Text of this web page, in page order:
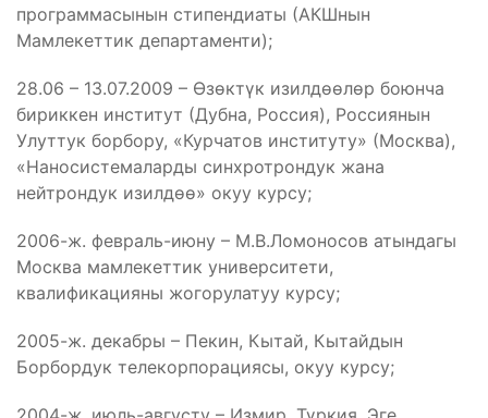
программасынын стипендиаты (АКШнын
Мамлекеттик департаменти);
28.06 – 13.07.2009 – Өзөктүк изилдөөлөр боюнча
бириккен институт (Дубна, Россия), Россиянын
Улуттук борбору, «Курчатов институту» (Москва),
«Наносистемаларды синхротрондук жана
нейтрондук изилдөө» окуу курсу;
2006-ж. февраль-июну – М.В.Ломоносов атындагы
Москва мамлекеттик университети,
квалификацияны жогорулатуу курсу;
2005-ж. декабры – Пекин, Кытай, Кытайдын
Борбордук телекорпорациясы, окуу курсу;